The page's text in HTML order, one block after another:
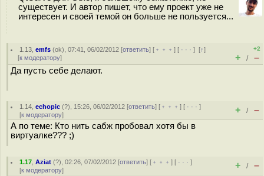
существует. И автор пишет, что ему проект уже не
интересен и своей темой он больше не пользуется...
1.13 ,emfs (ok), 07:41, 06/02/2012 [ответить] [ ﹢﹢﹢] [ · · ·][↑]
[к модератору]
+2
+ / –
Да пусть себе делают.
1.14 ,echopic (?), 15:26, 06/02/2012 [ответить] [ ﹢﹢﹢] [ · · ·]
[к модератору] + / –
А по теме: Кто нить сабж пробовал хотя бы в
виртуалке??? ;)
1.17 ,Aziat (?), 02:26, 07/02/2012 [ответить] [ ﹢﹢﹢] [ · · ·]
[к модератору] + / –